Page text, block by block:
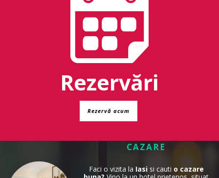
Rezervări
Rezervă acum
CAZARE
Faci o vizita la Iasisi cauti o cazare